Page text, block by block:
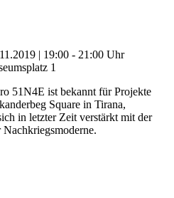
| 19:00 - 21:00 Uhr
1
51N4E ist bekannt für Projekte
Square in Tirana,
in letzter Zeit verstärkt mit der